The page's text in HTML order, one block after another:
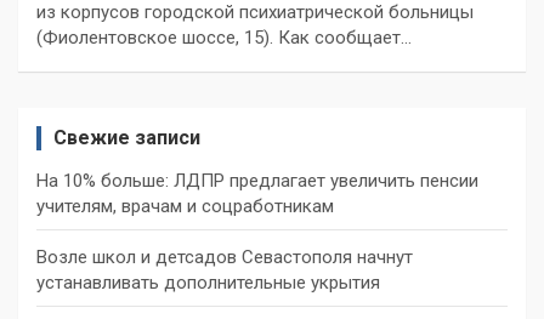
из корпусов городской психиатрической больницы
(Фиолентовское шоссе, 15). Как сообщает…
Свежие записи
На 10% больше: ЛДПР предлагает увеличить пенсии
учителям, врачам и соцработникам
Возле школ и детсадов Севастополя начнут
устанавливать дополнительные укрытия